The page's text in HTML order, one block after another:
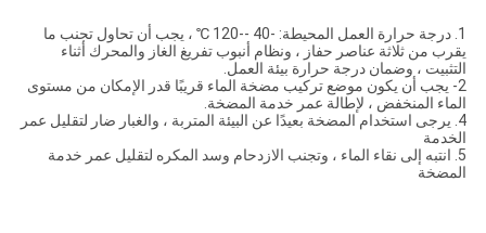
1. درجة حرارة العمل المحيطة: -40 --120 ℃ ، يجب أن تحاول تجنب ما
يقرب من ثلاثة عناصر حفاز ، ونظام أنبوب تفريغ الغاز والمحرك أثناء
التثبيت ، وضمان درجة حرارة بيئة العمل.
2- يجب أن يكون موضع تركيب مضخة الماء قريبًا قدر الإمكان من مستوى
الماء المنخفض ، لإطالة عمر خدمة المضخة.
4. يرجى استخدام المضخة بعيدًا عن البيئة المتربة ، والغبار ضار لتقليل عمر
الخدمة
5. انتبه إلى نقاء الماء ، وتجنب الازدحام وسد المكره لتقليل عمر خدمة
المضخة